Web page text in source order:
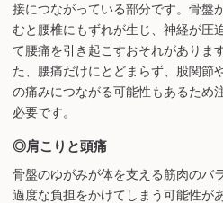
接につながっている部分です。骨盤
むと腰椎にもずれが生じ、神経が圧
て腰痛を引き起こすおそれがありま
た、腰痛だけにとどまらず、股関節
の痛みにつながる可能性もあるため
必要です。
◎肩こりと頭痛
骨盤のゆがみが体を支える筋肉のバ
過度な負担をかけてしまう可能性が